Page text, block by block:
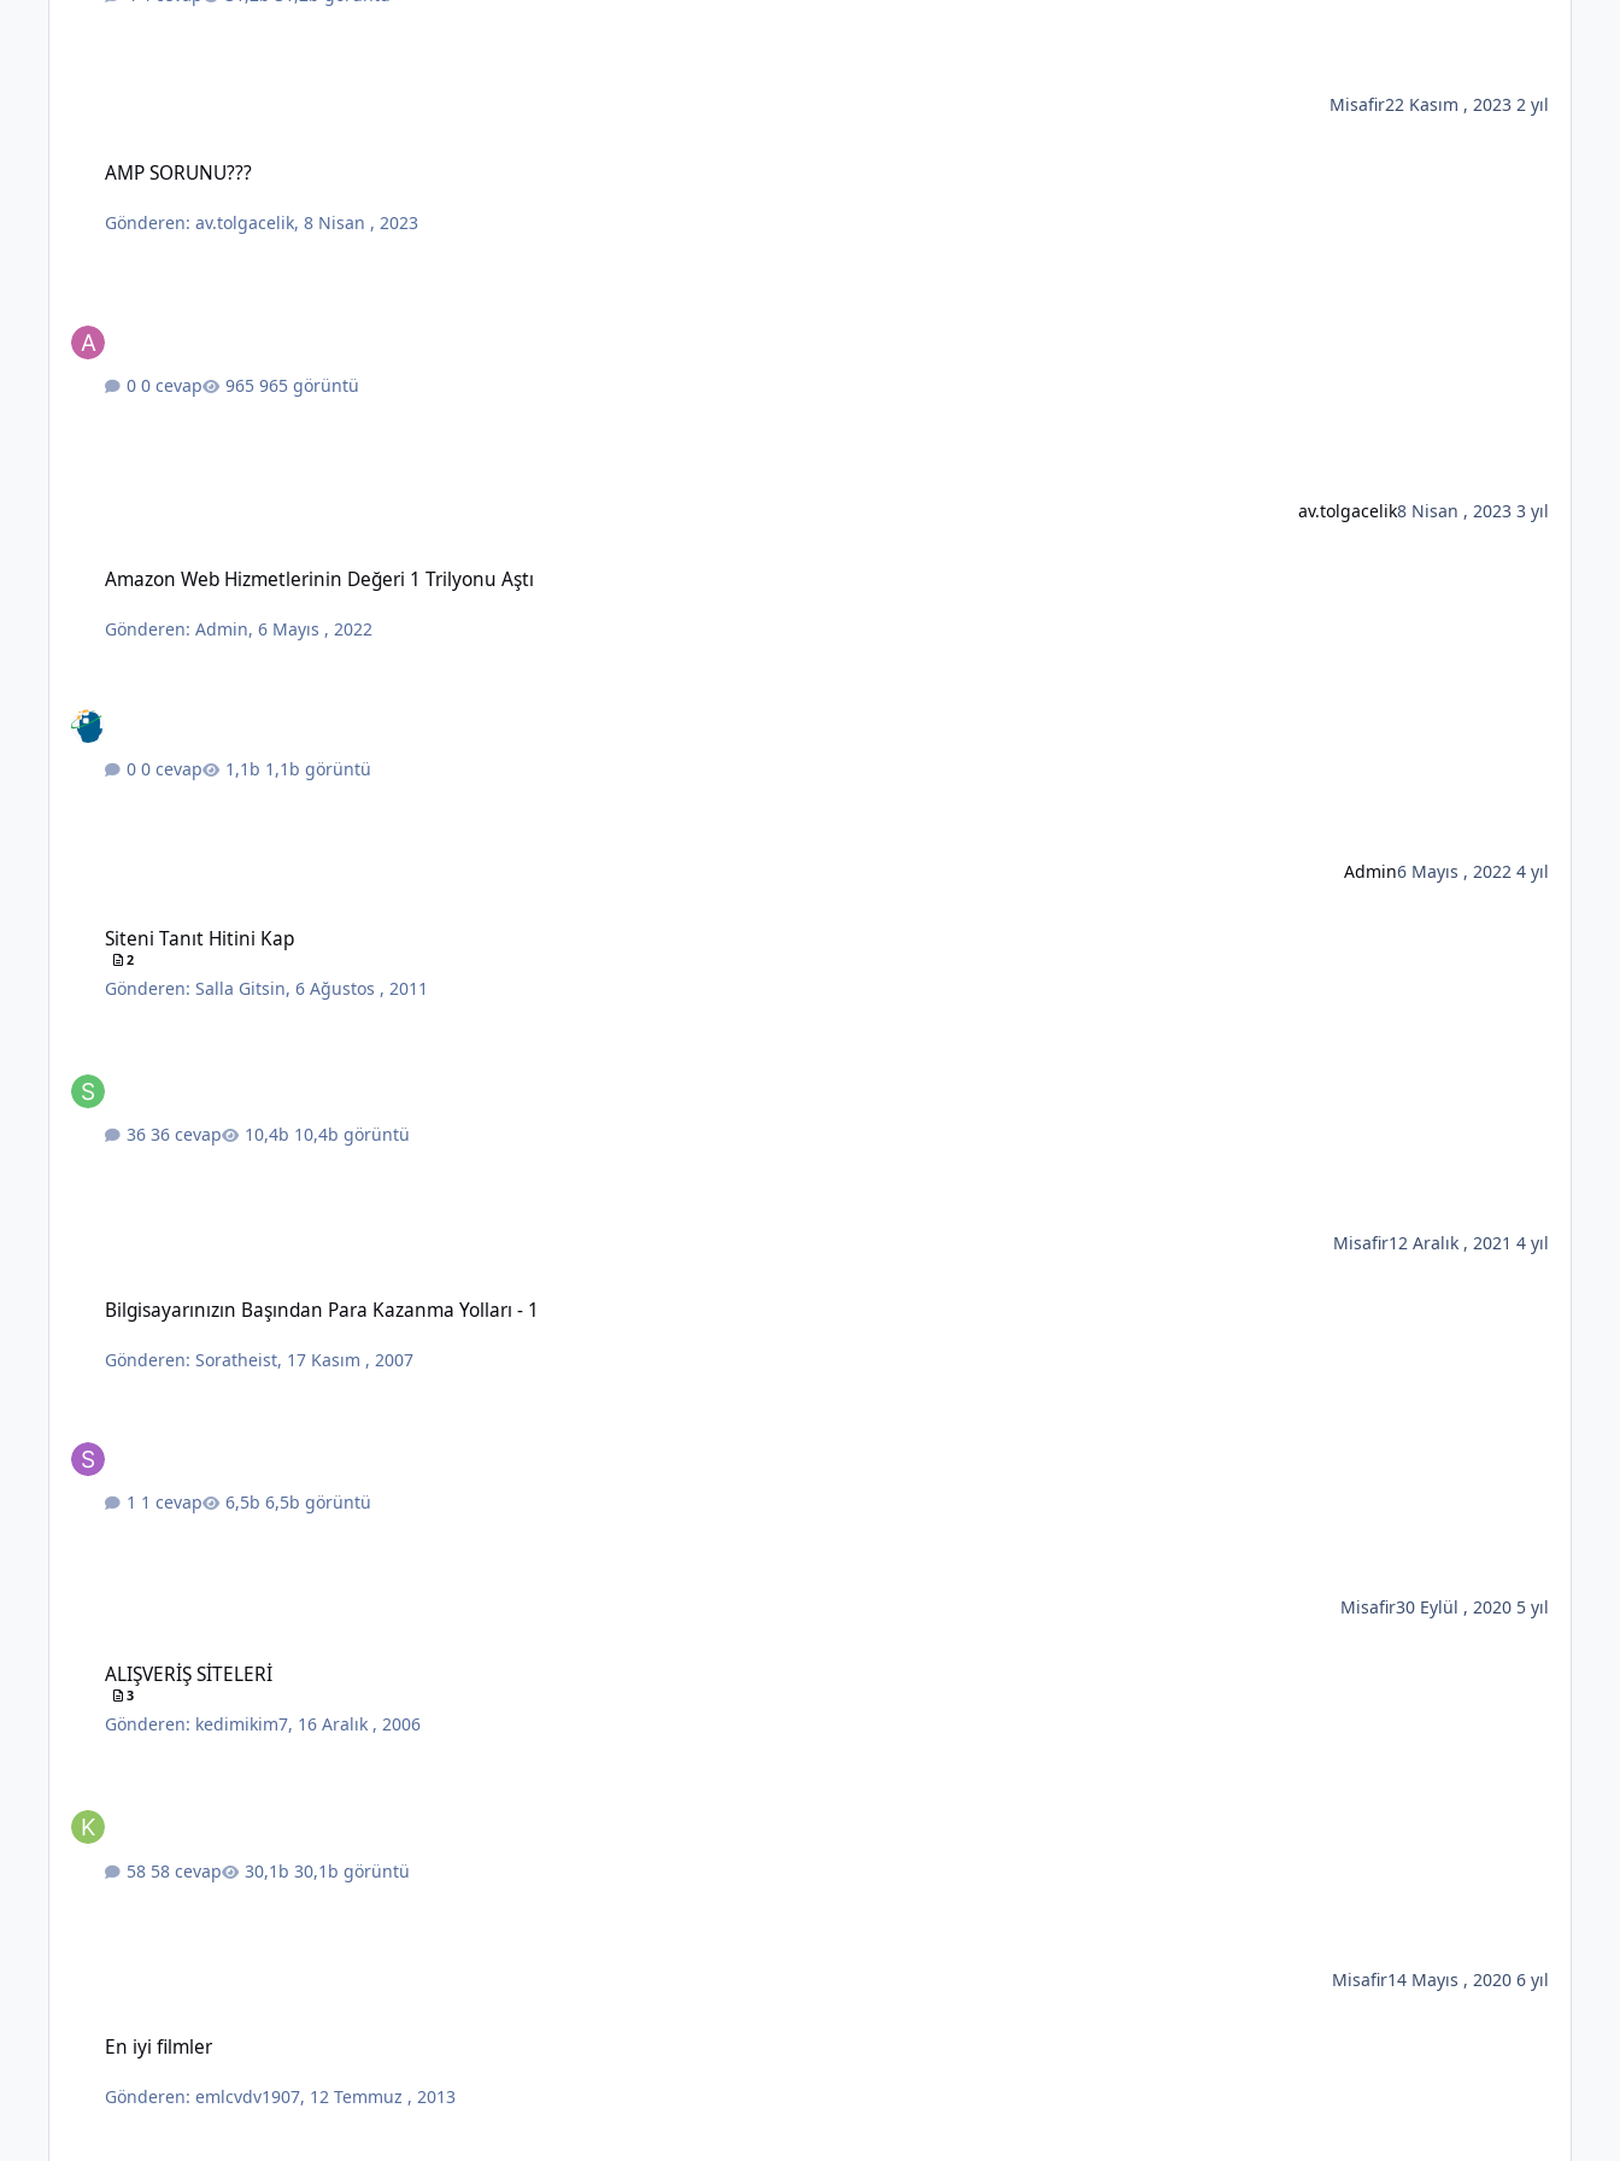
Misafir22 Kasım , 2023 2 yıl
AMP SORUNU???
Gönderen:av.tolgacelik,8 Nisan , 2023
0 cevap 965 görüntü
av.tolgacelik8 Nisan , 2023 3 yıl
Amazon Web Hizmetlerinin Değeri 1 Trilyonu Aştı
Gönderen:Admin,6 Mayıs , 2022
0 cevap 1,1b görüntü
Admin6 Mayıs , 2022 4 yıl
Siteni Tanıt Hitini Kap
2
Gönderen:Salla Gitsin,6 Ağustos , 2011
36 cevap 10,4b görüntü
Misafir12 Aralık , 2021 4 yıl
Bilgisayarınızın Başından Para Kazanma Yolları - 1
Gönderen:Soratheist, 17 Kasım , 2007
1 cevap 6,5b görüntü
Misafir30 Eylül , 2020 5 yıl
ALIŞVERİŞ SİTELERİ
3
Gönderen: kedimikim7, 16 Aralık , 2006
58 cevap 30,1b görüntü
Misafir14 Mayıs , 2020 6 yıl
En iyi filmler
Gönderen:emlcvdv1907, 12 Temmuz , 2013